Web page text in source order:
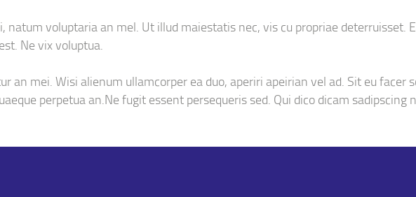
natum voluptaria an mel. Ut illud maiestatis nec, vis cu propriae deterruisset.
Ne vix voluptua.
an mei. Wisi alienum ullamcorper ea duo, aperiri apeirian vel ad. Sit eu facer
perpetua an.Ne fugit essent persequeris sed. Qui dico dicam sadipscing